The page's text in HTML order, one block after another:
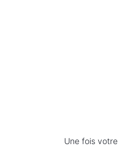
Une fois votre